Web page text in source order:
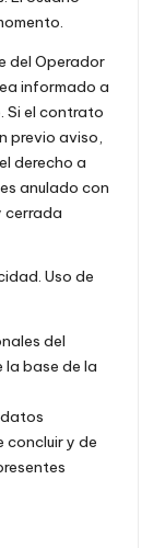
del Operador
informado a
Si el contrato
previo aviso,
derecho a
anulado con
cerrada
Uso de
del
base de la
concluir y de